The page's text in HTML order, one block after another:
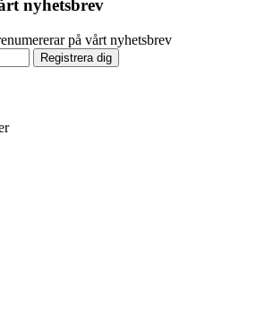
nyhetsbrev
på vårt nyhetsbrev
Registrera dig